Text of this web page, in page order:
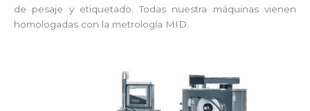
de pesaje y etiquetado. Todas nuestra máquinas vienen
homologadas con la metrología MID.